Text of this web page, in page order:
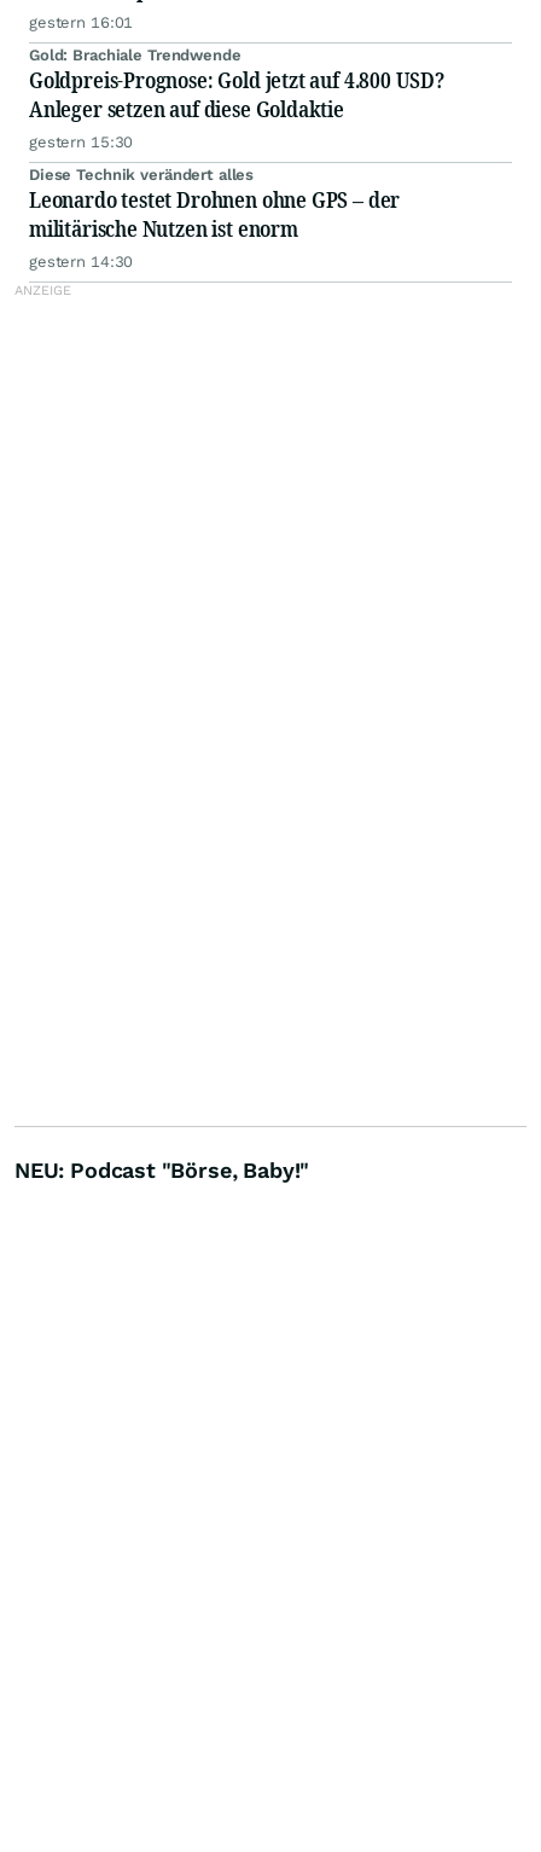
gestern 16:01
Gold: Brachiale Trendwende
Goldpreis-Prognose: Gold jetzt auf 4.800 USD?
Anleger setzen auf diese Goldaktie
gestern 15:30
Diese Technik verändert alles
Leonardo testet Drohnen ohne GPS – der
militärische Nutzen ist enorm
gestern 14:30
NEU: Podcast "Börse, Baby!"